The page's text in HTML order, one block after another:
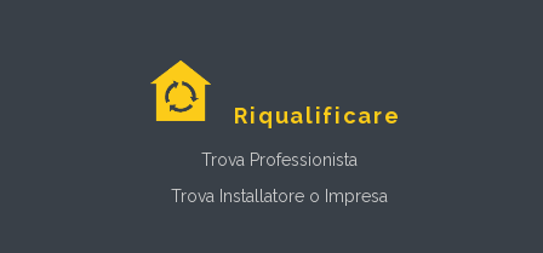
Riqualificare
Trova Professionista
Trova Installatore o Impresa